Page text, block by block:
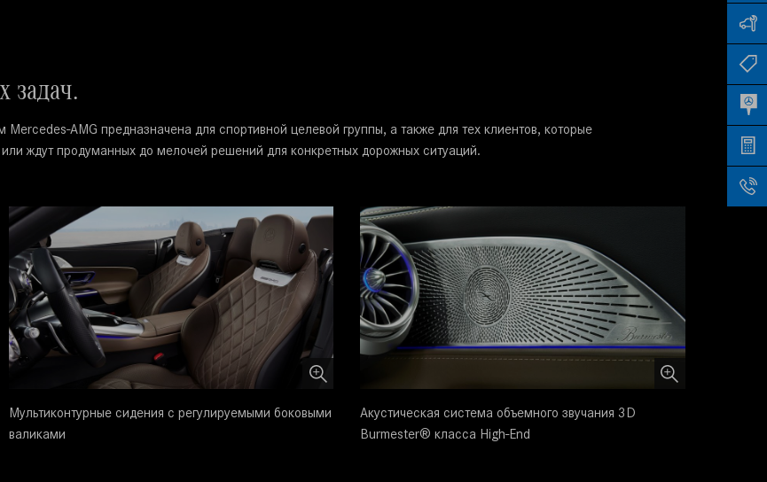
задач.
AMG предназначена для спортивной целевой группы, а также для тех клиентов, которые
ждут продуманных до мелочей решений для конкретных дорожных ситуаций.
Мультиконтурные сидения с регулируемыми боковыми
валиками
Акустическая система объемного звучания 3D
Burmester® класса High-End